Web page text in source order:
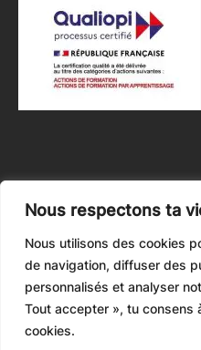
Nous respectons ta
Nous utilisons des cookies
de navigation, diffuser des
personnalisés et analyser
Tout accepter », tu consens
cookies.